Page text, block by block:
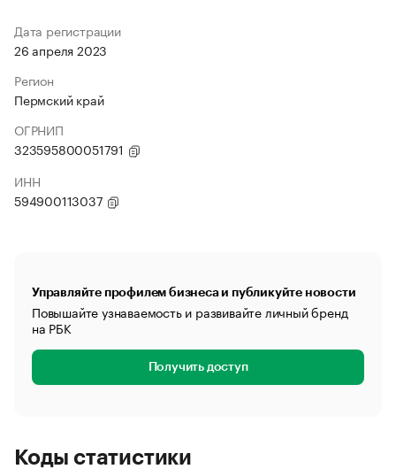
Дата регистрации
26 апреля 2023
Регион
Пермский край
ОГРНИП
323595800051791
ИНН
594900113037
Управляйте профилем бизнеса и публикуйте новости
Повышайте узнаваемость и развивайте личный бренд
на РБК
Получить доступ
Коды статистики